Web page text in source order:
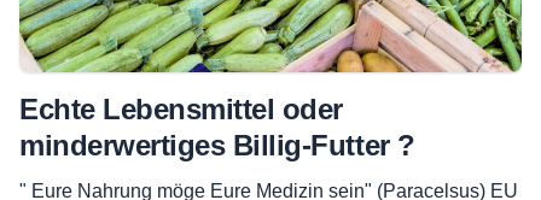
Echte Lebensmittel oder
minderwertiges Billig-Futter ?
" Eure Nahrung möge Eure Medizin sein" (Paracelsus) EU